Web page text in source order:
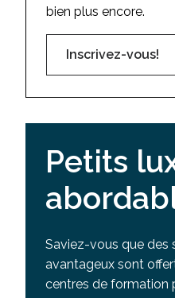
bien plus encore.
Inscrivez-vous!
Petits
Saviez-vous que des
avantageux sont
centres de formation